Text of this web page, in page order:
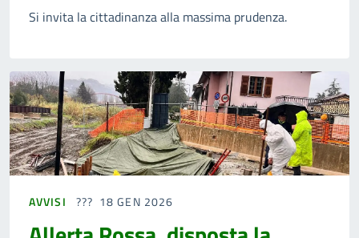
Si invita la cittadinanza alla massima prudenza.
AVVISI 18 GEN 2026